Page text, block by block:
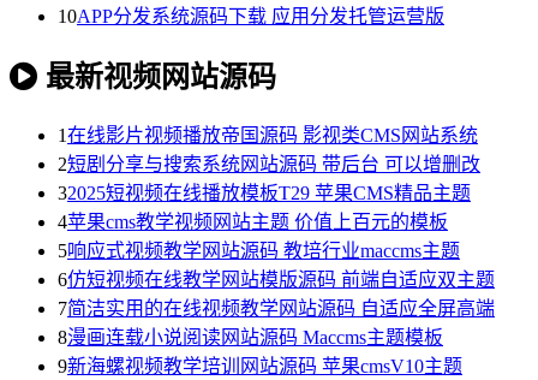
10APP分发系统源码下载 应用分发托管运营版
最新视频网站源码
1在线影片视频播放帝国源码 影视类CMS网站系统
2短剧分享与搜索系统网站源码 带后台 可以增删改
32025短视频在线播放模板T29 苹果CMS精品主题
4苹果cms教学视频网站主题 价值上百元的模板
5响应式视频教学网站源码 教培行业maccms主题
6仿短视频在线教学网站模版源码 前端自适应双主题
7简洁实用的在线视频教学网站源码 自适应全屏高端
8漫画连载小说阅读网站源码 Maccms主题模板
9新海螺视频教学培训网站源码 苹果cmsV10主题